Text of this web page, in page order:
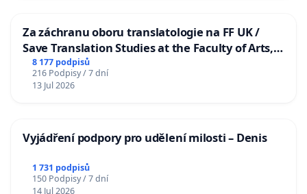
Za záchranu oboru translatologie na FF UK /
Save Translation Studies at the Faculty of Arts,
Charles University
8 177 podpisů
216 Podpisy / 7 dní
13 Jul 2026
Vyjádření podpory pro udělení milosti – Denis
1 731 podpisů
150 Podpisy / 7 dní
14 Jul 2026